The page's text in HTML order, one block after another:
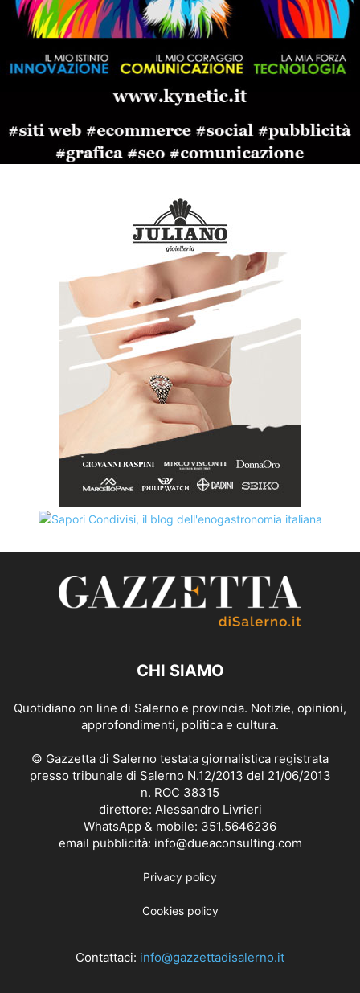
CHI SIAMO
Quotidiano on line di Salerno e provincia. Notizie, opinioni,
approfondimenti, politica e cultura.
© Gazzetta di Salerno testata giornalistica registrata
presso tribunale di Salerno N.12/2013 del 21/06/2013
n. ROC 38315
direttore: Alessandro Livrieri
WhatsApp & mobile: 351.5646236
email pubblicità: info@dueaconsulting.com
Privacy policy
Cookies policy
Contattaci: info@gazzettadisalerno.it